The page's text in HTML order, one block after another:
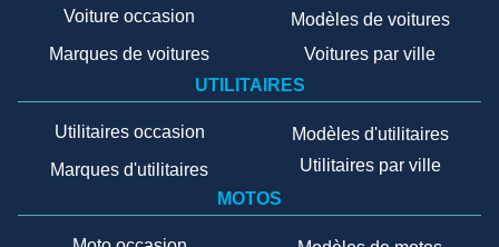
Voiture occasion
Marques de voitures
Modèles de voitures
Voitures par ville
UTILITAIRES
Utilitaires occasion
Marques d'utilitaires
Modèles d'utilitaires
Utilitaires par ville
MOTOS